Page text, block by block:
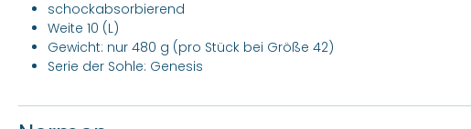
schockabsorbierend
Weite 10 (L)
Gewicht: nur 480 g (pro Stück bei Größe 42)
Serie der Sohle: Genesis